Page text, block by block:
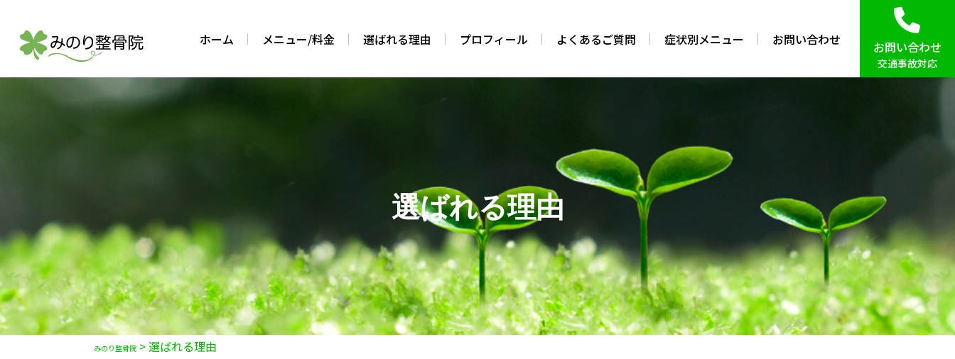
ホーム メニュー/料金 選ばれる理由 プロフィール よくあるご質問 症状別メニュー お問い合わせ お問い合わせ
交通事故対応
選ばれる理由
みのり整骨院 > 選ばれる理由